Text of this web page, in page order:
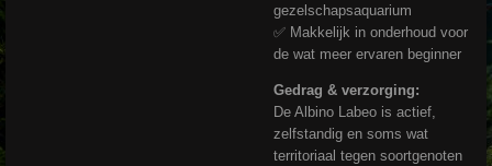
gezelschapsaquarium
✅ Makkelijk in onderhoud voor
de wat meer ervaren beginner
Gedrag & verzorging:
De Albino Labeo is actief,
zelfstandig en soms wat
territoriaal tegen soortgenoten